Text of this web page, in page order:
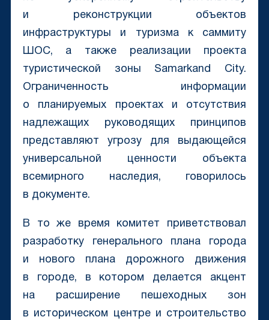
и реконструкции объектов
инфраструктуры и туризма к саммиту
ШОС, а также реализации проекта
туристической зоны Samarkand City.
Ограниченность информации
о планируемых проектах и отсутствия
надлежащих руководящих принципов
представляют угрозу для выдающейся
универсальной ценности объекта
всемирного наследия, говорилось
в документе.
В то же время комитет приветствовал
разработку генерального плана города
и нового плана дорожного движения
в городе, в котором делается акцент
на расширение пешеходных зон
в историческом центре и строительство